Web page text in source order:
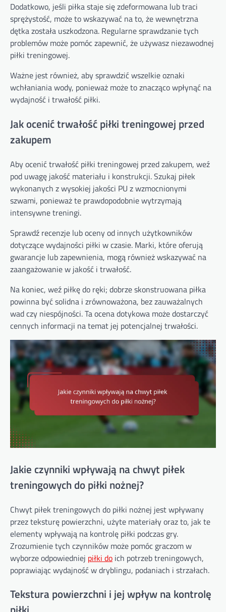
Dodatkowo, jeśli piłka staje się zdeformowana lub traci
sprężystość, może to wskazywać na to, że wewnętrzna
dętka została uszkodzona. Regularne sprawdzanie tych
problemów może pomóc zapewnić, że używasz niezawodnej
piłki treningowej.
Ważne jest również, aby sprawdzić wszelkie oznaki
wchłaniania wody, ponieważ może to znacząco wpłynąć na
wydajność i trwałość piłki.
Jak ocenić trwałość piłki treningowej przed
zakupem
Aby ocenić trwałość piłki treningowej przed zakupem, weź
pod uwagę jakość materiału i konstrukcji. Szukaj piłek
wykonanych z wysokiej jakości PU z wzmocnionymi
szwami, ponieważ te prawdopodobnie wytrzymają
intensywne treningi.
Sprawdź recenzje lub oceny od innych użytkowników
dotyczące wydajności piłki w czasie. Marki, które oferują
gwarancje lub zapewnienia, mogą również wskazywać na
zaangażowanie w jakość i trwałość.
Na koniec, weź piłkę do ręki; dobrze skonstruowana piłka
powinna być solidna i zrównoważona, bez zauważalnych
wad czy niespójności. Ta ocena dotykowa może dostarczyć
cennych informacji na temat jej potencjalnej trwałości.
Jakie czynniki wpływają na chwyt piłek
treningowych do piłki nożnej?
Chwyt piłek treningowych do piłki nożnej jest wpływany
przez teksturę powierzchni, użyte materiały oraz to, jak te
elementy wpływają na kontrolę piłki podczas gry.
Zrozumienie tych czynników może pomóc graczom w
wyborze odpowiedniej piłki do ich potrzeb treningowych,
poprawiając wydajność w dryblingu, podaniach i strzałach.
Tekstura powierzchni i jej wpływ na kontrolę